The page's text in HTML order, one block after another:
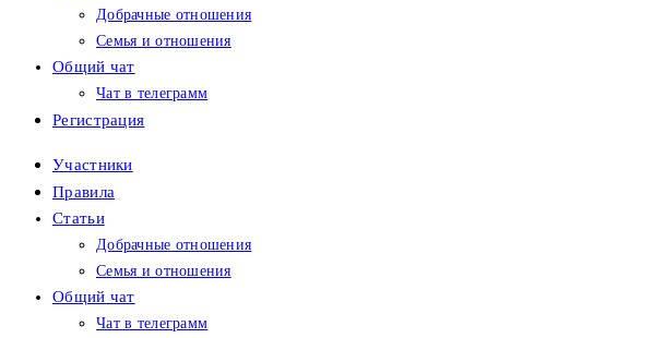
Добрачные отношения
Семья и отношения
Общий чат
Чат в телеграмм
Регистрация
Участники
Правила
Статьи
Добрачные отношения
Семья и отношения
Общий чат
Чат в телеграмм